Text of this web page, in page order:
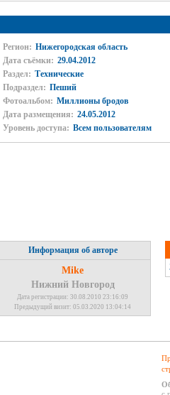
Регион: Нижегородская область
Дата съёмки: 29.04.2012
Раздел: Технические
Подраздел: Пеший
Фотоальбом: Миллионы бродов
Дата размещения: 24.05.2012
Уровень доступа: Всем пользователям
Информация об авторе
Mike
Нижний Новгород
Дата регистрации: 30.08.2010 23:16:09
Предыдущий визит: 05.03.2020 13:04:14